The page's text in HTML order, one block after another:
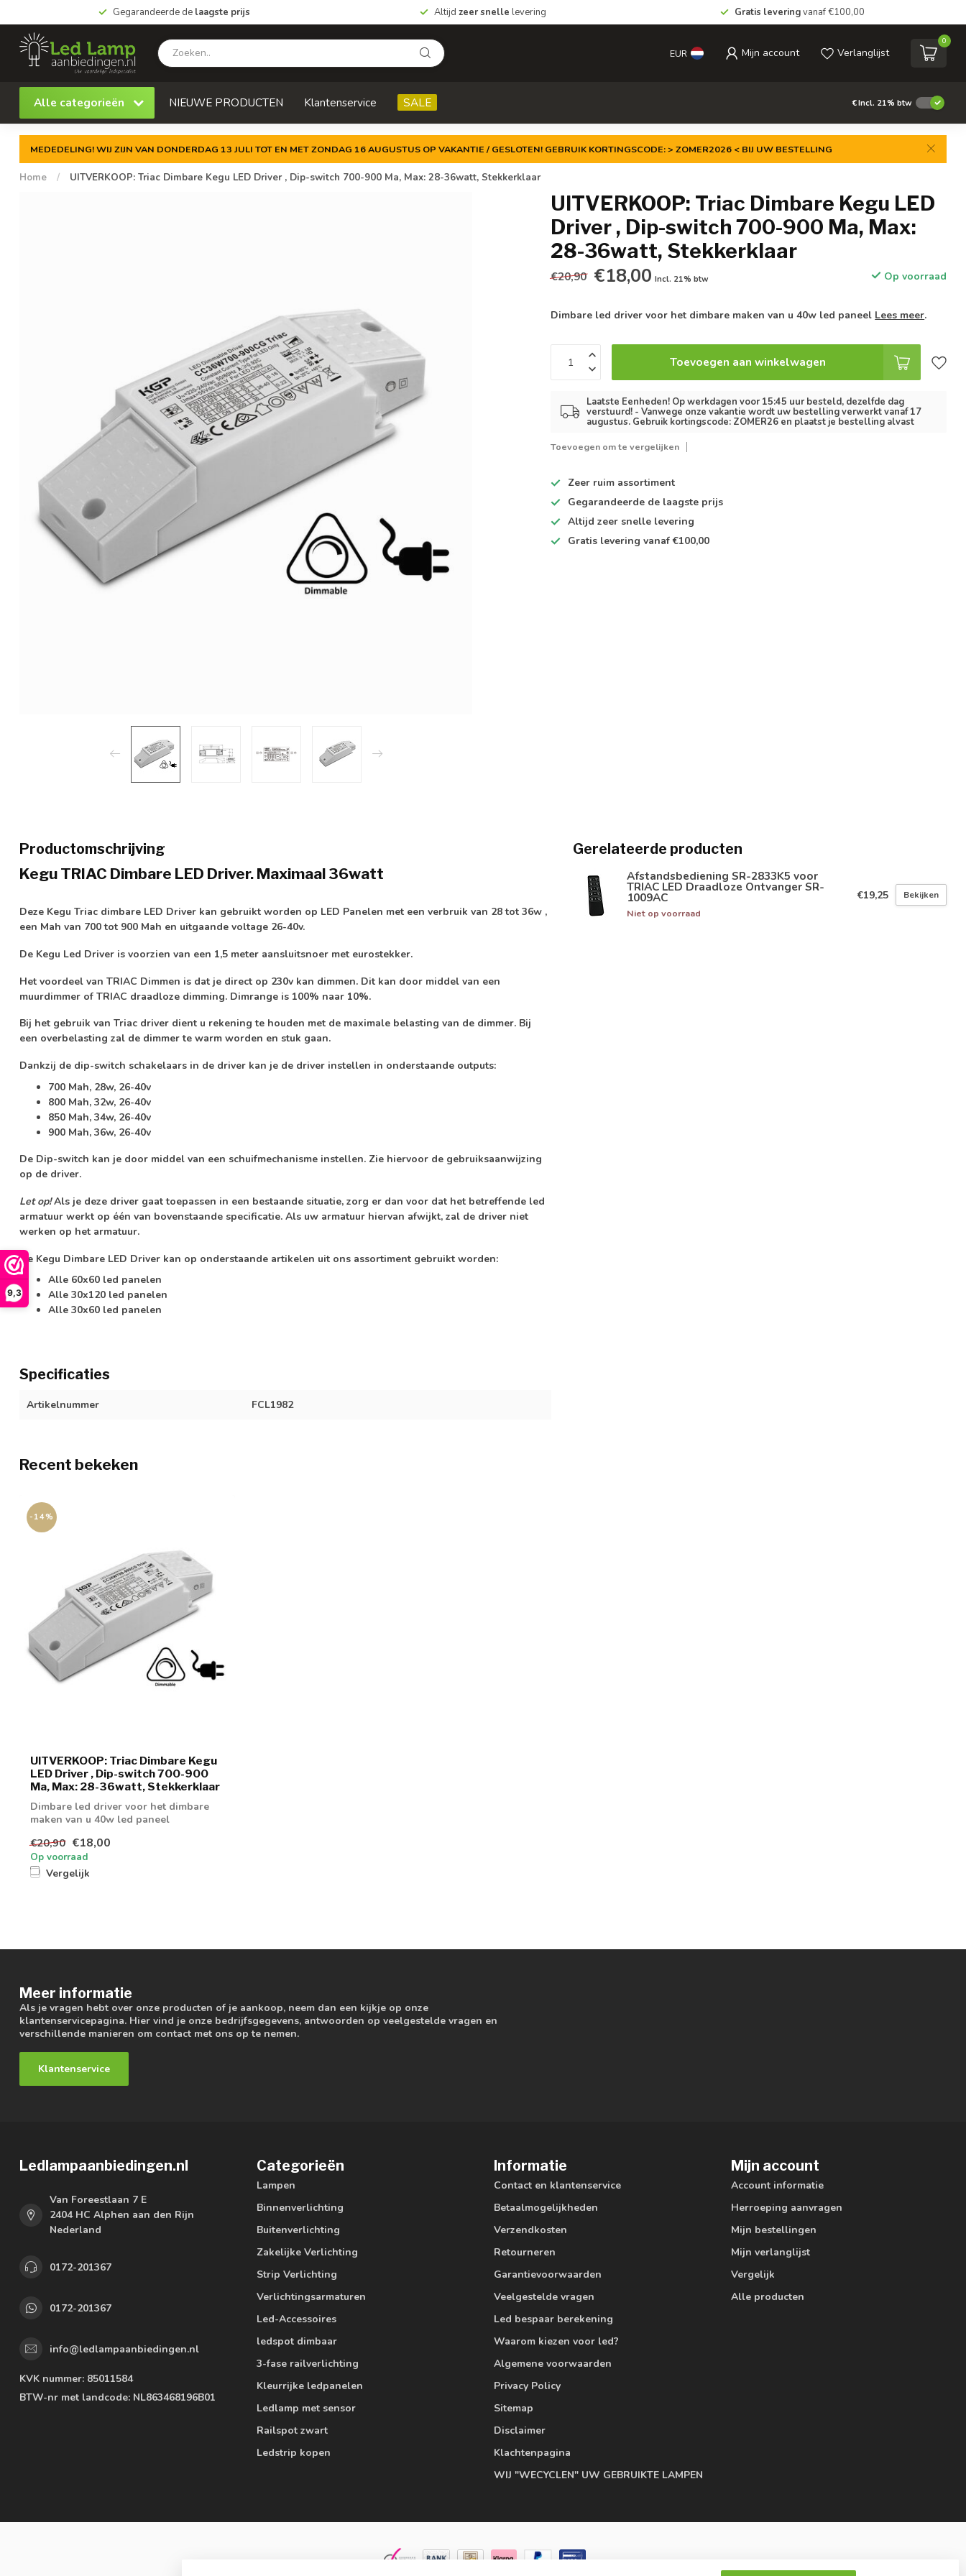
9,3
Gegarandeerde de laagste prijs Altijd zeer snelle levering Gratis leveringvanaf €100,00
EUR Mijn account Verlanglijst
0
Alle categorieën NIEUWE PRODUCTEN Klantenservice SALE €Incl. 21% btw
MEDEDELING! WIJ ZIJN VAN DONDERDAG 13 JULI TOT EN MET ZONDAG 16 AUGUSTUS OP VAKANTIE / GESLOTEN! GEBRUIK KORTINGSCODE: > ZOMER2026 < BIJ UW BESTELLING
Home / UITVERKOOP: Triac Dimbare Kegu LED Driver , Dip-switch 700-900 Ma, Max: 28-36watt, Stekkerklaar
UITVERKOOP: Triac Dimbare Kegu LED
Driver , Dip-switch 700-900 Ma, Max:
28-36watt, Stekkerklaar
€20,90 €18,00 Incl. 21% btw Op voorraad
Dimbare led driver voor het dimbare maken van u 40w led paneel Lees meer.
Toevoegen aan winkelwagen
Laatste Eenheden! Op werkdagen voor 15:45 uur besteld, dezelfde dag
verstuurd! - Vanwege onze vakantie wordt uw bestelling verwerkt vanaf 17
augustus. Gebruik kortingscode: ZOMER26 en plaatst je bestelling alvast
Toevoegen om te vergelijken
Zeer ruim assortiment
Gegarandeerde de laagste prijs
Altijdzeer snelle levering
Gratis levering vanaf €100,00
Productomschrijving
Kegu TRIAC Dimbare LED Driver. Maximaal 36watt
Deze Kegu Triac dimbare LED Driver kan gebruikt worden op LED Panelen met een verbruik van 28 tot 36w ,
een Mah van 700 tot 900 Mah en uitgaande voltage 26-40v.
De Kegu Led Driver is voorzien van een 1,5 meter aansluitsnoer met eurostekker.
Het voordeel van TRIAC Dimmen is dat je direct op 230v kan dimmen. Dit kan door middel van een
muurdimmer of TRIAC draadloze dimming. Dimrange is 100% naar 10%.
Bij het gebruik van Triac driver dient u rekening te houden met de maximale belasting van de dimmer. Bij
een overbelasting zal de dimmer te warm worden en stuk gaan.
Dankzij de dip-switch schakelaars in de driver kan je de driver instellen in onderstaande outputs:
700 Mah, 28w, 26-40v
800 Mah, 32w, 26-40v
850 Mah, 34w, 26-40v
900 Mah, 36w, 26-40v
De Dip-switch kan je door middel van een schuifmechanisme instellen. Zie hiervoor de gebruiksaanwijzing
op de driver.
Let op! Als je deze driver gaat toepassen in een bestaande situatie, zorg er dan voor dat het betreffende led
armatuur werkt op één van bovenstaande specificatie. Als uw armatuur hiervan afwijkt, zal de driver niet
werken op het armatuur.
De Kegu Dimbare LED Driver kan op onderstaande artikelen uit ons assortiment gebruikt worden:
Alle 60x60 led panelen
Alle 30x120 led panelen
Alle 30x60 led panelen
Specificaties
Artikelnummer FCL1982
Gerelateerde producten
Afstandsbediening SR-2833K5 voor
TRIAC LED Draadloze Ontvanger SR-
1009AC
Niet op voorraad
€19,25 Bekijken
Recent bekeken
-14%
UITVERKOOP: Triac Dimbare Kegu
LED Driver , Dip-switch 700-900
Ma, Max: 28-36watt, Stekkerklaar
Dimbare led driver voor het dimbare
maken van u 40w led paneel
€20,90 €18,00
Op voorraad
Vergelijk
Meer informatie
Als je vragen hebt over onze producten of je aankoop, neem dan een kijkje op onze
klantenservicepagina. Hier vind je onze bedrijfsgegevens, antwoorden op veelgestelde vragen en
verschillende manieren om contact met ons op te nemen.
Klantenservice
Ledlampaanbiedingen.nl
Van Foreestlaan 7 E
2404 HC Alphen aan den Rijn
Nederland
0172-201367
0172-201367
info@ledlampaanbiedingen.nl
KVK nummer: 85011584
BTW-nr met landcode: NL863468196B01
Categorieën
Lampen
Binnenverlichting
Buitenverlichting
Zakelijke Verlichting
Strip Verlichting
Verlichtingsarmaturen
Led-Accessoires
ledspot dimbaar
3-fase railverlichting
Kleurrijke ledpanelen
Ledlamp met sensor
Railspot zwart
Ledstrip kopen
Informatie
Contact en klantenservice
Betaalmogelijkheden
Verzendkosten
Retourneren
Garantievoorwaarden
Veelgestelde vragen
Led bespaar berekening
Waarom kiezen voor led?
Algemene voorwaarden
Privacy Policy
Sitemap
Disclaimer
Klachtenpagina
WIJ "WECYCLEN" UW GEBRUIKTE LAMPEN
Mijn account
Account informatie
Herroeping aanvragen
Mijn bestellingen
Mijn verlanglijst
Vergelijk
Alle producten